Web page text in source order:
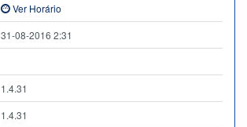
Ver Horário
31-08-2016 2:31
1.4.31
1.4.31